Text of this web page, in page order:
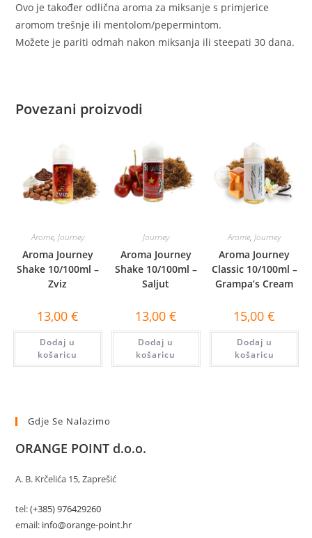
Ovo je također odlična aroma za miksanje s primjerice
aromom trešnje ili mentolom/pepermintom.
Možete je pariti odmah nakon miksanja ili steepati 30 dana.
Povezani proizvodi
Arome, Journey
Aroma Journey
Shake 10/100ml –
Zviz
13,00 €
Dodaj u
košaricu
Journey
Aroma Journey
Shake 10/100ml –
Saljut
13,00 €
Dodaj u
košaricu
Arome,Journey
Aroma Journey
Classic 10/100ml –
Grampa’s Cream
15,00€
Dodaj u
košaricu
Gdje Se Nalazimo
ORANGE POINT d.o.o.
A. B. Krčelića 15, Zaprešić
tel:(+385) 976429260
email: info@orange-point.hr